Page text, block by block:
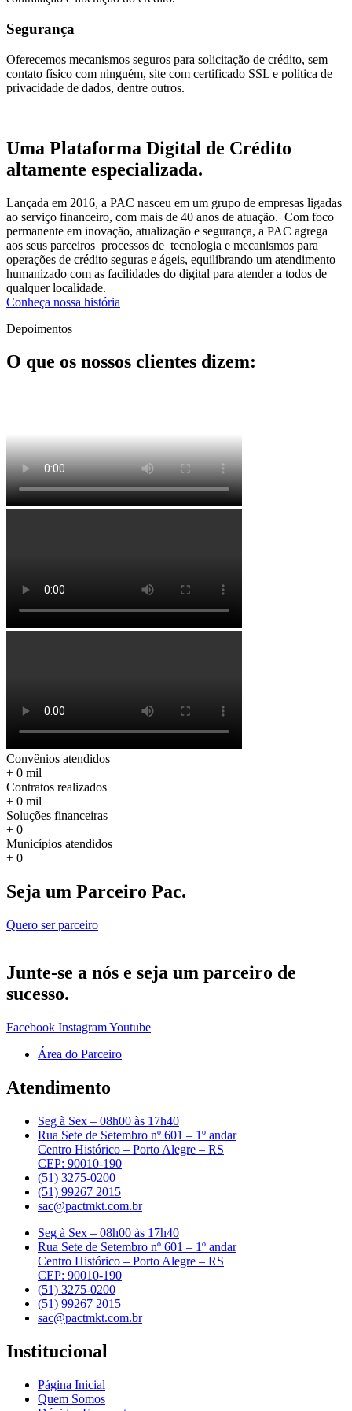
Segurança
Oferecemos mecanismos seguros para solicitação de crédito, sem
contato físico com ninguém, site com certificado SSL e política de
privacidade de dados, dentre outros.
Uma Plataforma Digital de Crédito
altamente especializada.
Lançada em 2016, a PAC nasceu em um grupo de empresas ligadas
ao serviço financeiro, com mais de 40 anos de atuação. Com foco
permanente em inovação, atualização e segurança, a PAC agrega
aos seus parceiros processos de tecnologia e mecanismos para
operações de crédito seguras e ágeis, equilibrando um atendimento
humanizado com as facilidades do digital para atender a todos de
qualquer localidade.
Conheça nossa história
Depoimentos
O que os nossos clientes dizem:
Convênios atendidos
+ 0 mil
Contratos realizados
+ 0 mil
Soluções financeiras
+ 0
Municípios atendidos
+ 0
Seja um Parceiro Pac.
Quero ser parceiro
Junte-se a nós e seja um parceiro de
sucesso.
Facebook InstagramYoutube
Área do Parceiro
Atendimento
Seg à Sex – 08h00 às 17h40
Rua Sete de Setembro nº 601 – 1º andar
Centro Histórico – Porto Alegre – RS
CEP: 90010-190
(51) 3275-0200
(51) 99267 2015
sac@pactmkt.com.br
Seg à Sex – 08h00 às 17h40
Rua Sete de Setembro nº 601 – 1º andar
Centro Histórico – Porto Alegre – RS
CEP: 90010-190
(51) 3275-0200
(51) 99267 2015
sac@pactmkt.com.br
Institucional
Página Inicial
Quem Somos